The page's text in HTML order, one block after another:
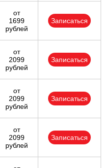
от
1699
рублей
Записаться
от
2099
рублей
Записаться
от
2099
рублей
Записаться
от
2099
рублей
Записаться